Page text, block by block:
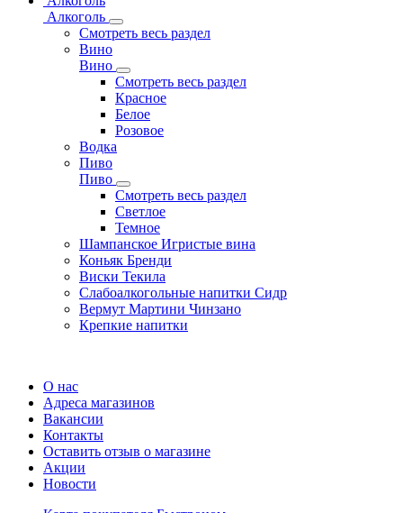
Алкоголь
Смотреть весь раздел
Вино
Вино
Смотреть весь раздел
Красное
Белое
Розовое
Водка
Пиво
Пиво
Смотреть весь раздел
Cветлое
Темное
Шампанское Игристые вина
Коньяк Бренди
Виски Текила
Слабоалкогольные напитки Сидр
Вермут Мартини Чинзано
Крепкие напитки
О нас
Адреса магазинов
Вакансии
Контакты
Оставить отзыв о магазине
Акции
Новости